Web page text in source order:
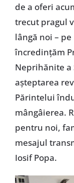
de a oferi
trecut pragul
lângă noi –
încredințăm
Neprihănite a
așteptarea
Părintelui
mângâierea.
pentru noi,
mesajul
Iosif Popa.